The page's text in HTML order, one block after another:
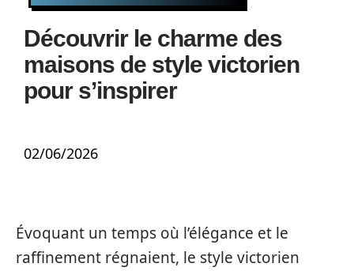
Découvrir le charme des
maisons de style victorien
pour s’inspirer
02/06/2026
Évoquant un temps où l’élégance et le
raffinement régnaient, le style victorien